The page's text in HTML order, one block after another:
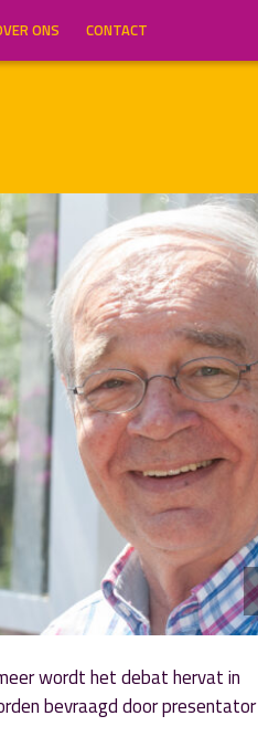
ONS CONTACT
wordt het debat hervat in
bevraagd door presentator